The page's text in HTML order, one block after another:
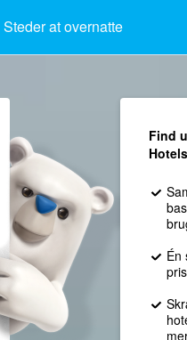
Steder at overnatte
Find
Én